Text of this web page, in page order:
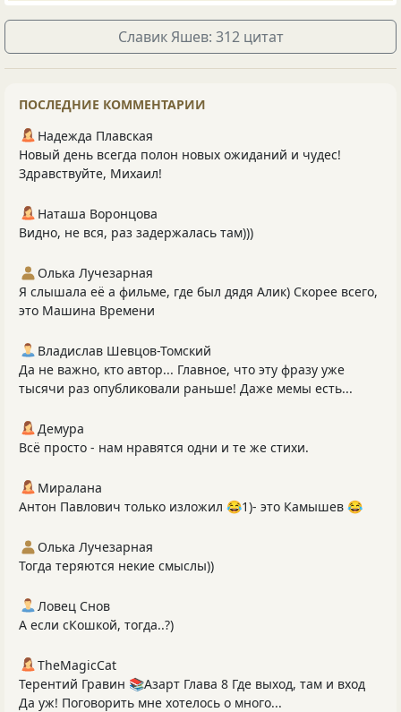
Славик Яшев: 312 цитат
ПОСЛЕДНИЕ КОММЕНТАРИИ
Надежда Плавская
Новый день всегда полон новых ожиданий и чудес!
Здравствуйте, Михаил!
Наташа Воронцова
Видно, не вся, раз задержалась там)))
Олька Лучезарная
Я слышала её а фильме, где был дядя Алик) Скорее всего,
это Машина Времени
Владислав Шевцов-Томский
Да не важно, кто автор... Главное, что эту фразу уже
тысячи раз опубликовали раньше! Даже мемы есть...
Демура
Всё просто - нам нравятся одни и те же стихи.
Миралана
Антон Павлович только изложил 😂1)- это Камышев 😂
Олька Лучезарная
Тогда теряются некие смыслы))
Ловец Снов
А если сКошкой, тогда..?)
TheMagicCat
Терентий Гравин 📚Азарт Глава 8 Где выход, там и вход
Да уж! Поговорить мне хотелось о много...